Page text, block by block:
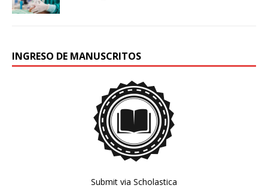
INGRESO DE MANUSCRITOS
Submit via Scholastica